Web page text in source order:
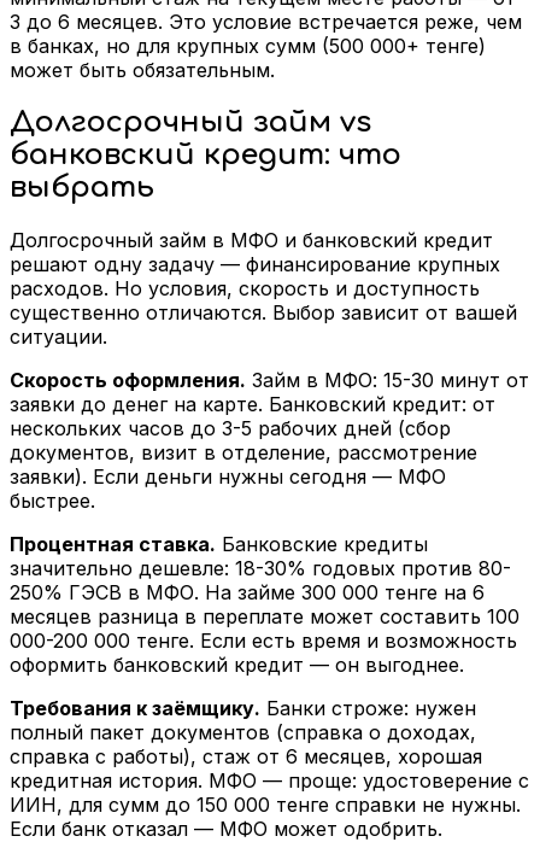
3 до 6 месяцев. Это условие встречается реже, чем
в банках, но для крупных сумм (500 000+ тенге)
может быть обязательным.
Долгосрочный займ vs
банковский кредит: что
выбрать
Долгосрочный займ в МФО и банковский кредит
решают одну задачу — финансирование крупных
расходов. Но условия, скорость и доступность
существенно отличаются. Выбор зависит от вашей
ситуации.
Скорость оформления. Займ в МФО: 15-30 минут от
заявки до денег на карте. Банковский кредит: от
нескольких часов до 3-5 рабочих дней (сбор
документов, визит в отделение, рассмотрение
заявки). Если деньги нужны сегодня — МФО
быстрее.
Процентная ставка. Банковские кредиты
значительно дешевле: 18-30% годовых против 80-
250% ГЭСВ в МФО. На займе 300 000 тенге на 6
месяцев разница в переплате может составить 100
000-200 000 тенге. Если есть время и возможность
оформить банковский кредит — он выгоднее.
Требования к заёмщику. Банки строже: нужен
полный пакет документов (справка о доходах,
справка с работы), стаж от 6 месяцев, хорошая
кредитная история. МФО — проще: удостоверение с
ИИН, для сумм до 150 000 тенге справки не нужны.
Если банк отказал — МФО может одобрить.